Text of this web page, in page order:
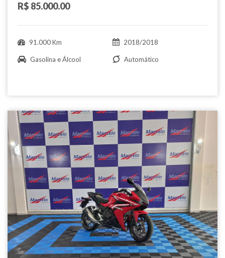
R$ 85.000.00
91.000 Km 2018/2018
Gasolina e Álcool Automático